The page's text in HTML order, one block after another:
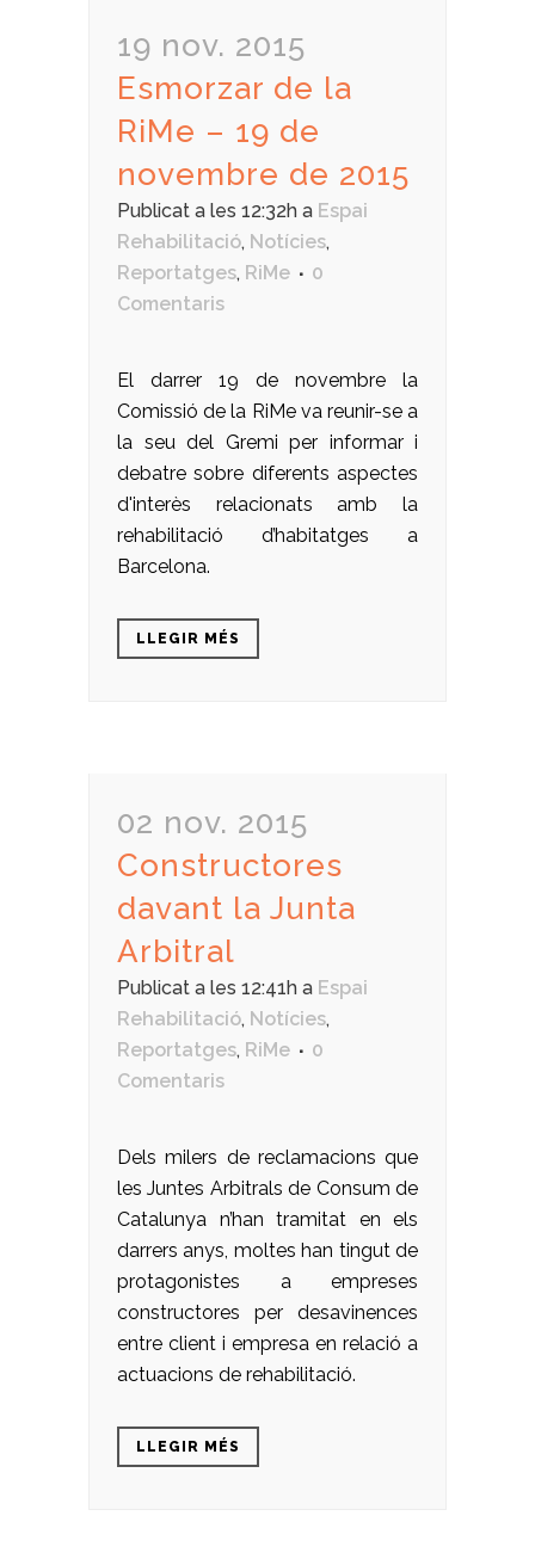
19 nov. 2015
Esmorzar de la
RiMe – 19 de
novembre de 2015
Publicat a les 12:32h a Espai
Rehabilitació, Notícies,
Reportatges, RiMe
0
Comentaris
El darrer 19 de novembre la
Comissió de la RiMe va reunir-se a
la seu del Gremi per informar i
debatre sobre diferents aspectes
d'interès relacionats amb la
rehabilitació d’habitatges a
Barcelona.
LLEGIR MÉS
02 nov. 2015
Constructores
davant la Junta
Arbitral
Publicat a les 12:41h a Espai
Rehabilitació, Notícies,
Reportatges, RiMe
0
Comentaris
Dels milers de reclamacions que
les Juntes Arbitrals de Consum de
Catalunya n’han tramitat en els
darrers anys, moltes han tingut de
protagonistes a empreses
constructores per desavinences
entre client i empresa en relació a
actuacions de rehabilitació.
LLEGIR MÉS